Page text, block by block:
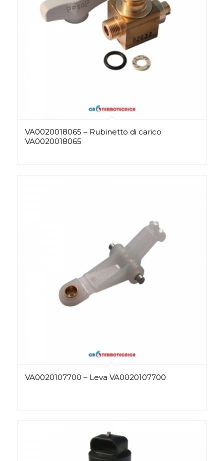
VA0020018065 – Rubinetto di carico
VA0020018065
VA0020107700 – Leva VA0020107700